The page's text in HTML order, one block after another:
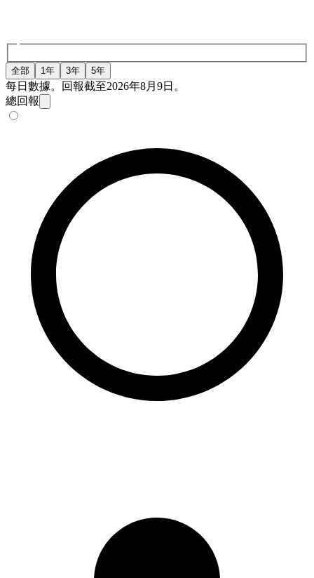
全部 1年 3年 5年
每日數據。回報截至2026年8月9日。
總回報